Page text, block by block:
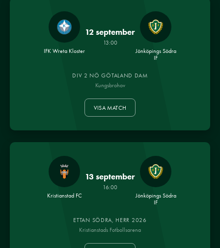
IFK Wreta Kloster
12 september
13:00
Jönköpings Södra
IF
DIV 2 NÖ GÖTALAND DAM
Kungsbrohov
VISA MATCH
Kristianstad FC
13 september
16:00
Jönköpings Södra
IF
ETTAN SÖDRA, HERR 2026
Kristianstads Fotbollsarena